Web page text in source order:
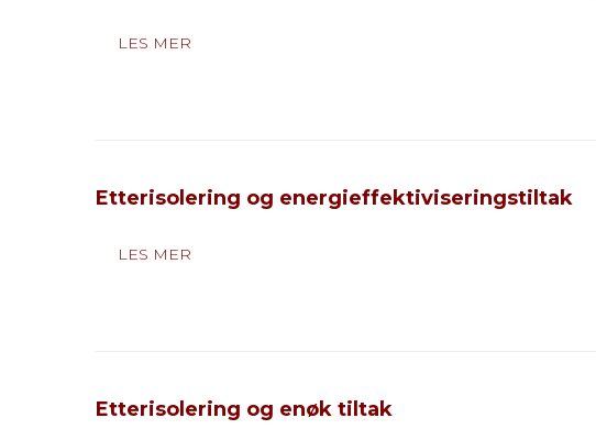
LES MER
Etterisolering og energieffektiviseringstiltak
LES MER
Etterisolering og enøk tiltak